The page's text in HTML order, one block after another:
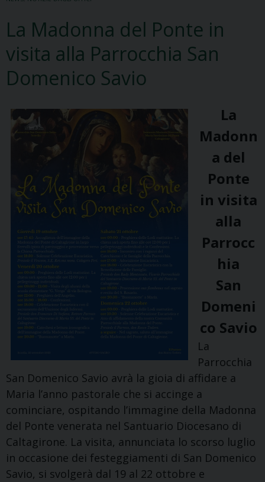
La Madonna del Ponte in
visita alla Parrocchia San
Domenico Savio
La
Madonn
a del
Ponte
in visita
alla
Parrocc
hia
San
Domeni
co Savio
La
Parrocchia
San Domenico Savio avrà la gioia di affidare a
Maria l’anno pastorale che si accinge a
cominciare, ospitando l’immagine della Madonna
del Ponte venerata nel Santuario Diocesano di
Caltagirone. La visita, annunciata lo scorso luglio
in occasione dei festeggiamenti di San Domenico
Savio, si svolgerà dal 19 al 22 ottobre e